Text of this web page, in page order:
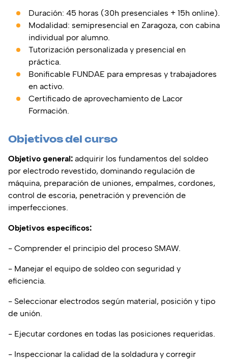
Duración: 45 horas (30h presenciales + 15h online).
Modalidad: semipresencial en Zaragoza, con cabina
individual por alumno.
Tutorización personalizada y presencial en
práctica.
Bonificable FUNDAE para empresas y trabajadores
en activo.
Certificado de aprovechamiento de Lacor
Formación.
Objetivos del curso
Objetivo general: adquirir los fundamentos del soldeo
por electrodo revestido, dominando regulación de
máquina, preparación de uniones, empalmes, cordones,
control de escoria, penetración y prevención de
imperfecciones.
Objetivos específicos:
- Comprender el principio del proceso SMAW.
- Manejar el equipo de soldeo con seguridad y
eficiencia.
- Seleccionar electrodos según material, posición y tipo
de unión.
- Ejecutar cordones en todas las posiciones requeridas.
- Inspeccionar la calidad de la soldadura y corregir